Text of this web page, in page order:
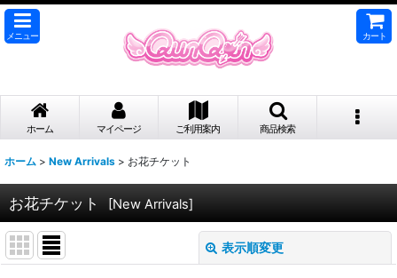
メニュー カート
ホーム マイページ ご利用案内 商品検索
ホーム > New Arrivals > お花チケット
お花チケット [New Arrivals]
表示順変更